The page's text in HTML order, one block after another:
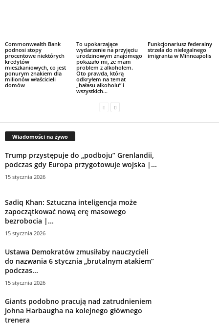
Commonwealth Bank
podnosi stopy
procentowe niektórych
kredytów
mieszkaniowych, co jest
ponurym znakiem dla
milionów właścicieli
domów
To upokarzające
wydarzenie na przyjęciu
urodzinowym znajomego
pokazało mi, że mam
problem z alkoholem.
Oto prawda, którą
odkryłem na temat
„hałasu alkoholu” i
wszystkich...
Funkcjonariusz federalny
strzela do nielegalnego
imigranta w Minneapolis
Wiadomości na żywo
Trump przystępuje do „podboju” Grenlandii,
podczas gdy Europa przygotowuje wojska |...
15 stycznia 2026
Sadiq Khan: Sztuczna inteligencja może
zapoczątkować nową erę masowego
bezrobocia |...
15 stycznia 2026
Ustawa Demokratów zmusiłaby nauczycieli
do nazwania 6 stycznia „brutalnym atakiem”
podczas...
15 stycznia 2026
Giants podobno pracują nad zatrudnieniem
Johna Harbaugha na kolejnego głównego
trenera